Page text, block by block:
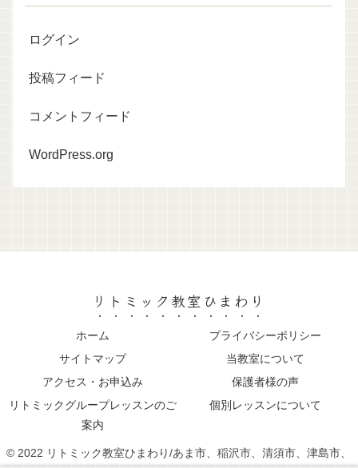
ログイン
投稿フィード
コメントフィード
WordPress.org
リトミック教室ひまわり
ホーム
プライバシーポリシー
サイトマップ
当教室について
アクセス・お申込み
保護者様の声
リトミックグループレッスンのご
案内
個別レッスンについて
© 2022 リトミック教室ひまわり/あま市、稲沢市、清須市、津島市、